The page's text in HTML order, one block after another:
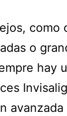
como
o
hay